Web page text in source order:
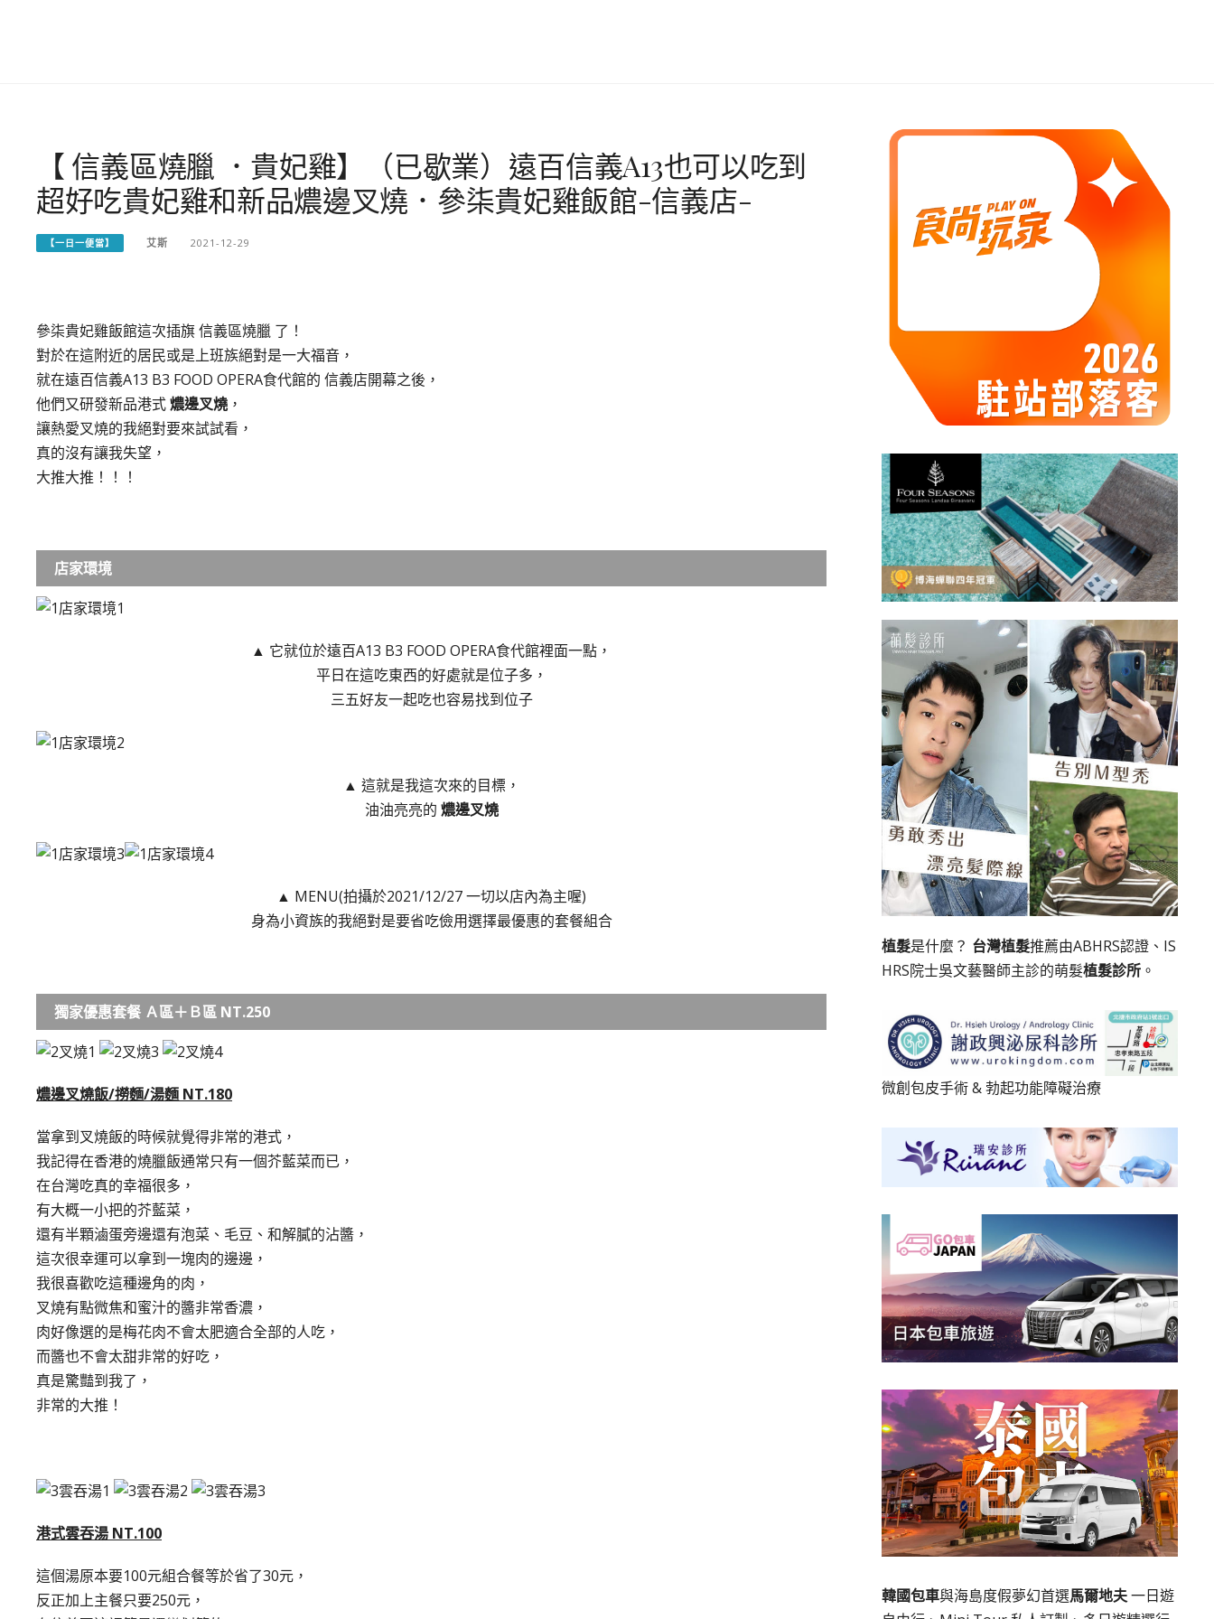
【 信義區燒臘 ．貴妃雞】（已歇業）遠百信義A13也可以吃到
超好吃貴妃雞和新品燶邊叉燒．參柒貴妃雞飯館-信義店-​
【一日一便當】 艾斯 2021-12-29
參柒貴妃雞飯館這次插旗 信義區燒臘 了！
對於在這附近的居民或是上班族絕對是一大福音，
就在遠百信義A13 B3 FOOD OPERA食代館的 信義店開幕之後，
他們又研發新品港式燶邊叉燒 ，
讓熱愛叉燒的我絕對要來試試看，
真的沒有讓我失望，
大推大推！！！
店家環境
▲ 它就位於遠百A13 B3 FOOD OPERA食代館裡面一點，
平日在這吃東西的好處就是位子多，
三五好友一起吃也容易找到位子
▲ 這就是我這次來的目標，
油油亮亮的 燶邊叉燒
▲ MENU(拍攝於2021/12/27 一切以店內為主喔)
身為小資族的我絕對是要省吃儉用選擇最優惠的套餐組合
獨家優惠套餐 Ａ區＋Ｂ區 NT.250
燶邊叉燒飯/撈麵/湯麵 NT.180
當拿到叉燒飯的時候就覺得非常的港式，
我記得在香港的燒臘飯通常只有一個芥藍菜而已，
在台灣吃真的幸福很多，
有大概一小把的芥藍菜，
還有半顆滷蛋旁邊還有泡菜、毛豆、和解膩的沾醬，
這次很幸運可以拿到一塊肉的邊邊，
我很喜歡吃這種邊角的肉，
叉燒有點微焦和蜜汁的醬非常香濃，
肉好像選的是梅花肉不會太肥適合全部的人吃，
而醬也不會太甜非常的好吃，
真是驚豔到我了，
非常的大推！
港式雲吞湯 NT.100
這個湯原本要100元組合餐等於省了30元，
反正加上主餐只要250元，
植髮是什麼？ 台灣植髮推薦由ABHRS認證、IS
HRS院士吳文藝醫師主診的萌髮植髮診所。
微創包皮手術&勃起功能障礙治療
韓國包車與海島度假夢幻首選馬爾地夫一日遊